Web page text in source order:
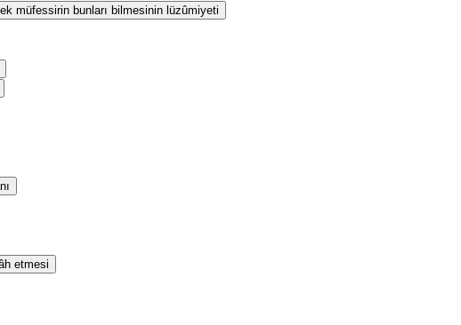
müfessirin bunları bilmesinin lüzûmiyeti
etmesi